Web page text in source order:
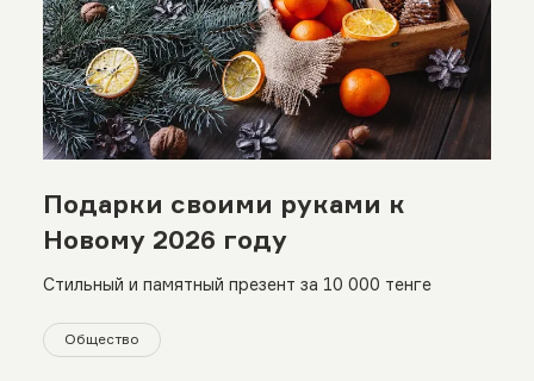
Подарки своими руками к
Новому 2026 году
Стильный и памятный презент за 10 000 тенге
Общество